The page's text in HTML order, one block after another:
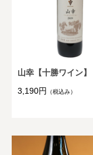
山幸【十勝ワイン】
3,190円
（税込み）